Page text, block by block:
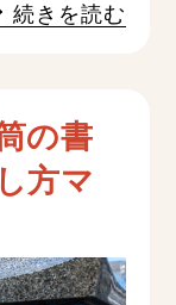
続きを読む
の書
方マ